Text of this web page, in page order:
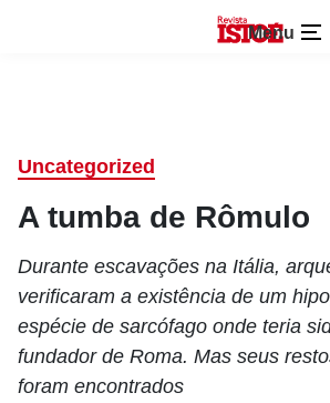
Menu
Uncategorized
A tumba de Rômulo
Durante escavações na Itália,
verificaram a existência de um
espécie de sarcófago onde teria
fundador de Roma. Mas seus
foram encontrados